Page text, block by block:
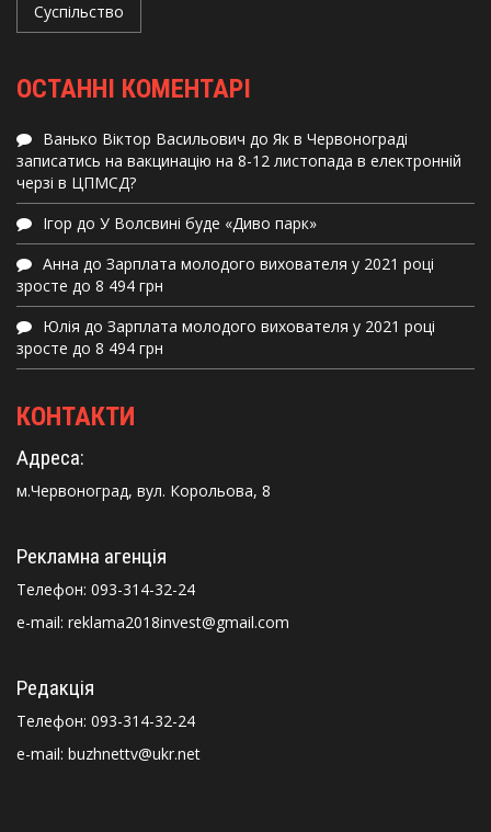
Суспільство
ОСТАННІ КОМЕНТАРІ
Ванько Віктор Васильович до Як в Червонограді
записатись на вакцинацію на 8-12 листопада в електронній
черзі в ЦПМСД?
Ігор до У Волсвині буде «Диво парк»
Анна до Зарплата молодого вихователя у 2021 році
зросте до 8 494 грн
Юлія до Зарплата молодого вихователя у 2021 році
зросте до 8 494 грн
КОНТАКТИ
Адреса:
м.Червоноград, вул. Корольова, 8
Рекламна агенція
Телефон: 093-314-32-24
e-mail: reklama2018invest@gmail.com
Редакція
Телефон: 093-314-32-24
e-mail: buzhnettv@ukr.net